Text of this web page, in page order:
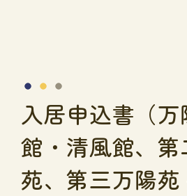
入居申込書（
館・清風館、
苑、第三万陽苑